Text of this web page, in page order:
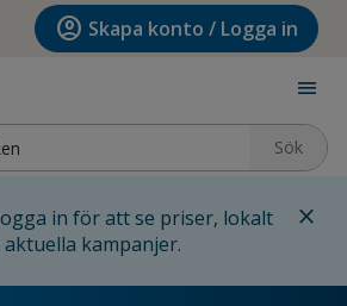
account_circle Skapa konto / Logga in
menu
Sök
in för att se priser, lokalt
kampanjer.
close